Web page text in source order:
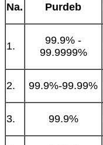
Na. Purdeb
1.
99.9% -
99.9999%
2. 99.9%-99.99%
3. 99.9%